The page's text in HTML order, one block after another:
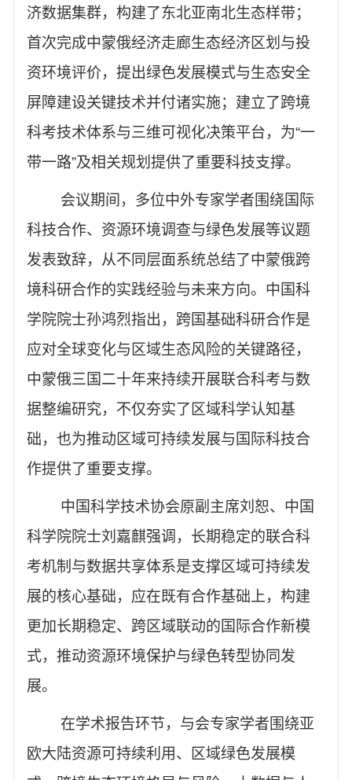
济数据集群，构建了东北亚南北生态样带；
首次完成中蒙俄经济走廊生态经济区划与投
资环境评价，提出绿色发展模式与生态安全
屏障建设关键技术并付诸实施； 建立了跨境
科考技术体系与三维可视化决策平台，为“一
带一路”及相关规划提供了重要科技支撑。
会议期间，多位中外专家学者围绕国际
科技合作、资源环境调查与绿色发展等议题
发表致辞，从不同层面系统总结了中蒙俄跨
境科研合作的实践经验与未来方向。中国科
学院院士孙鸿烈指出，跨国基础科研合作是
应对全球变化与区域生态风险的关键路径，
中蒙俄三国二十年来持续开展联合科考与数
据整编研究，不仅夯实了区域科学认知基
础，也为推动区域可持续发展与国际科技合
作提供了重要支撑。
中国科学技术协会原副主席刘恕、中国
科学院院士刘嘉麒强调，长期稳定的联合科
考机制与数据共享体系是支撑区域可持续发
展的核心基础，应在既有合作基础上，构建
更加长期稳定、跨区域联动的国际合作新模
式，推动资源环境保护与绿色转型协同发
展。
在学术报告环节，与会专家学者围绕亚
欧大陆资源可持续利用、区域绿色发展模